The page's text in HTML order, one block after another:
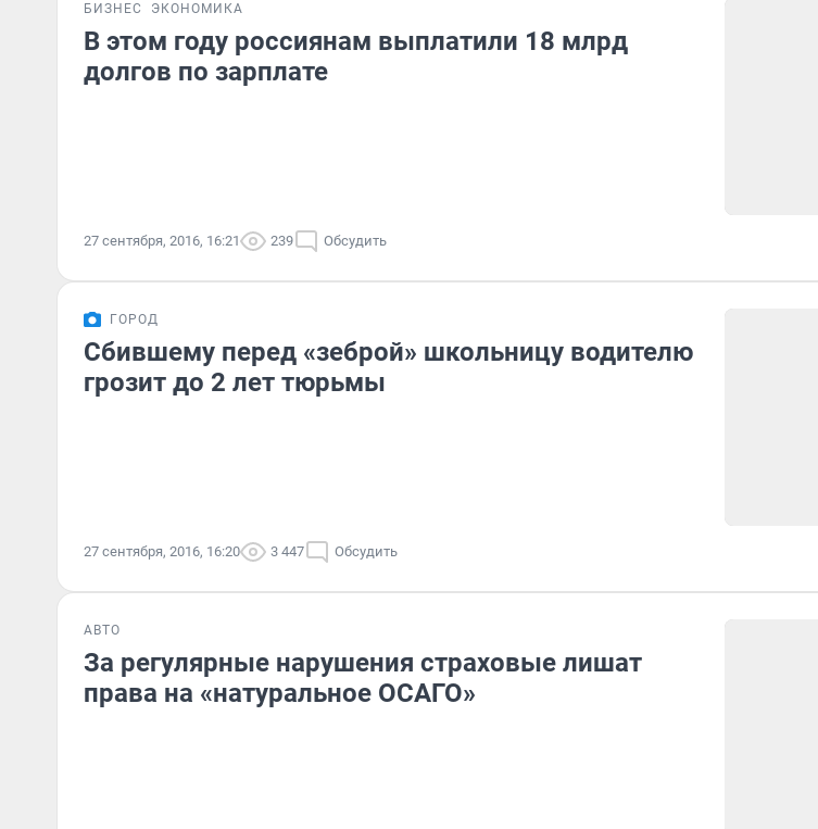
БИЗНЕС ЭКОНОМИКА
В этом году россиянам выплатили 18 млрд
долгов по зарплате
27 сентября, 2016, 16:21 239 Обсудить
ГОРОД
Сбившему перед «зеброй» школьницу водителю
грозит до 2 лет тюрьмы
27 сентября, 2016, 16:20 3 447 Обсудить
АВТО
За регулярные нарушения страховые лишат
права на «натуральное ОСАГО»